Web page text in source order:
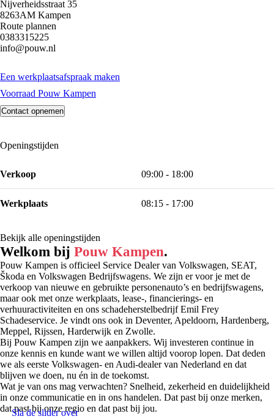
Nijverheidsstraat 35
8263AM Kampen
Route plannen
0383315225
info@pouw.nl
Een werkplaatsafspraak maken
Voorraad Pouw Kampen
Contact opnemen
Openingstijden
Verkoop 09:00 - 18:00
Werkplaats 08:15 - 17:00
Bekijk alle openingstijden
Welkom bij Pouw Kampen.
Pouw Kampen is officieel Service Dealer van Volkswagen, SEAT,
Škoda en Volkswagen Bedrijfswagens. We zijn er voor je met de
verkoop van nieuwe en gebruikte personenauto’s en bedrijfswagens,
maar ook met onze werkplaats, lease-, financierings- en
verhuuractiviteiten en ons schadeherstelbedrijf Emil Frey
Schadeservice. Je vindt ons ook in Deventer, Apeldoorn, Hardenberg,
Meppel, Rijssen, Harderwijk en Zwolle.
Bij Pouw Kampen zijn we aanpakkers. Wij investeren continue in
onze kennis en kunde want we willen altijd voorop lopen. Dat deden
we als eerste Volkswagen- en Audi-dealer van Nederland en dat
blijven we doen, nu én in de toekomst.
Wat je van ons mag verwachten? Snelheid, zekerheid en duidelijkheid
in onze communicatie en in ons handelen. Dat past bij onze merken,
dat past bij onze regio en dat past bij jou.
Sla de slider over